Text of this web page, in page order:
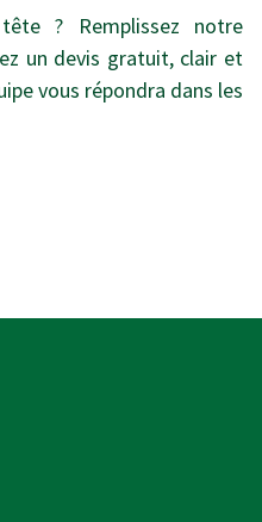
? Remplissez notre
un devis gratuit, clair et
vous répondra dans les